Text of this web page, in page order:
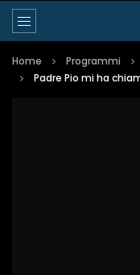
Home Programmi
Padre Pio mi ha